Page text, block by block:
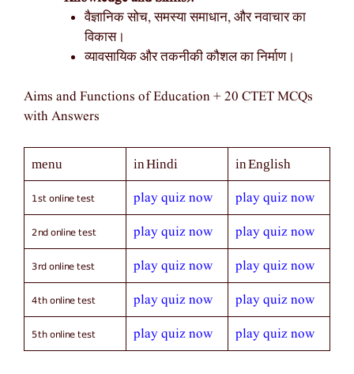
वैज्ञानिक सोच, समस्या समाधान, और नवाचार का
विकास।
व्यावसायिक और तकनीकी कौशल का निर्माण।
Aims and Functions of Education + 20 CTET MCQs
with Answers
menu in Hindi in English
1st online test play quiz now play quiz now
2nd online test play quiz now play quiz now
3rd online test play quiz now play quiz now
4th online test play quiz now play quiz now
5th online test play quiz now play quiz now